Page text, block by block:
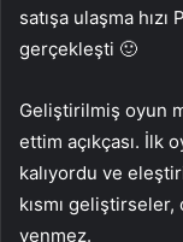
satışa ulaşma
gerçekleşti 🙂
Geliştirilmiş oyun
ettim açıkçası. İlk
kalıyordu ve
kısmı geliştirseler,
yenmez.